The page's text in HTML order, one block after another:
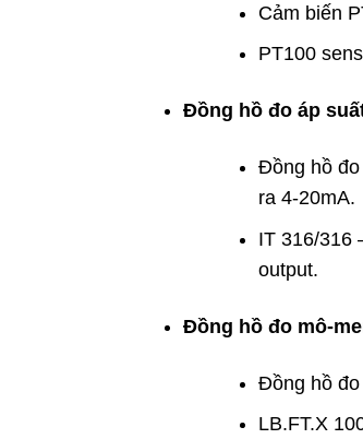
Cảm biến
PT100
Đồng hồ đo áp
Đồng hồ đo
ra 4-20mA.
IT 316/316
output.
Đồng hồ đo mô-
Đồng hồ đo
LB.FT.X